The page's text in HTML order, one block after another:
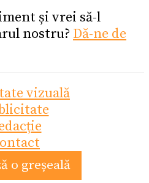
și vrei să-l
nostru? Dă-ne de
vizuală
o greșeală